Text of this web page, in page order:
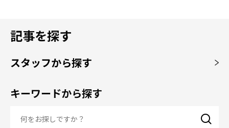
記事を探す
スタッフから探す
キーワードから探す